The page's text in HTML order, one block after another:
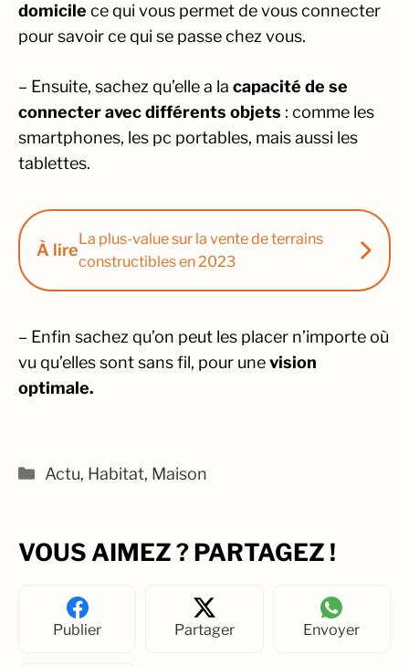
domicile ce qui vous permet de vous connecter
pour savoir ce qui se passe chez vous.
– Ensuite, sachez qu’elle a la capacité de se
connecter avec différents objets : comme les
smartphones, les pc portables, mais aussi les
tablettes.
À lire
La plus-value sur la vente de terrains
constructibles en 2023
– Enfin sachez qu’on peut les placer n’importe où
vu qu’elles sont sans fil, pour unevision
optimale.
Catégories
Actu, Habitat, Maison
VOUS AIMEZ ? PARTAGEZ !
Publier Partager Envoyer